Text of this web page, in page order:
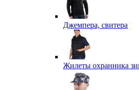
Джемпера, свитера
Жилеты охранника